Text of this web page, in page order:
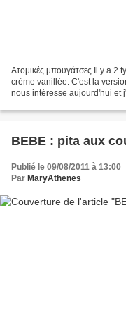
Ατομικές μπουγάτσες Il y a
crème vanillée. C'est la
nous intéresse aujourd'hui et
BEBE : pita aux
Publié le 09/08/2011 à 13:00
Par MaryAthenes